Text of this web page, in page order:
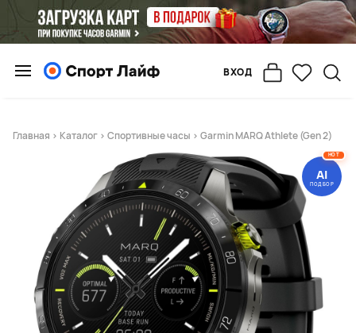
ВХОД
Главная > Каталог > Спортивные часы > Garmin MARQ Athlete (Gen 2)
HOT
AI
ПОДБОР